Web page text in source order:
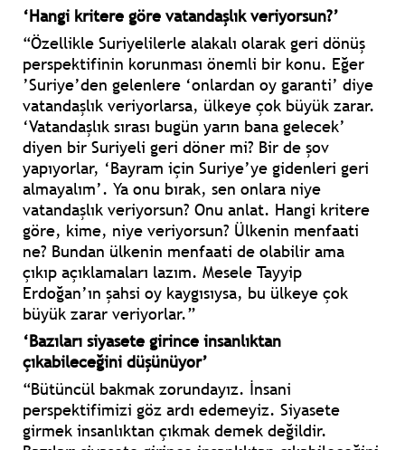
‘Hangi kritere göre vatandaşlık veriyorsun?’
“Özellikle Suriyelilerle alakalı olarak geri dönüş
perspektifinin korunması önemli bir konu. Eğer
’Suriye’den gelenlere ‘onlardan oy garanti’ diye
vatandaşlık veriyorlarsa, ülkeye çok büyük zarar.
‘Vatandaşlık sırası bugün yarın bana gelecek’
diyen bir Suriyeli geri döner mi? Bir de şov
yapıyorlar, ‘Bayram için Suriye’ye gidenleri geri
almayalım’. Ya onu bırak, sen onlara niye
vatandaşlık veriyorsun? Onu anlat. Hangi kritere
göre, kime, niye veriyorsun? Ülkenin menfaati
ne? Bundan ülkenin menfaati de olabilir ama
çıkıp açıklamaları lazım. Mesele Tayyip
Erdoğan’ın şahsi oy kaygısıysa, bu ülkeye çok
büyük zarar veriyorlar.”
‘Bazıları siyasete girince insanlıktan
çıkabileceğini düşünüyor’
“Bütüncül bakmak zorundayız. İnsani
perspektifimizi göz ardı edemeyiz. Siyasete
girmek insanlıktan çıkmak demek değildir.